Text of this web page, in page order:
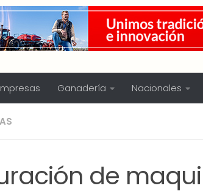
Ganadería Nacionales
de